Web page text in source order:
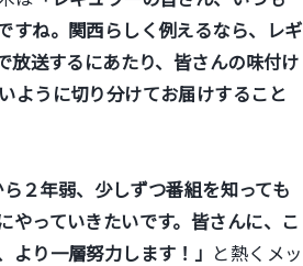
すね。関西らしく例えるなら、レギ
放送するにあたり、皆さんの味付け
ように切り分けてお届けすること
２年弱、少しずつ番組を知っても
やっていきたいです。皆さんに、こ
り一層努力します！」
と熱くメッ